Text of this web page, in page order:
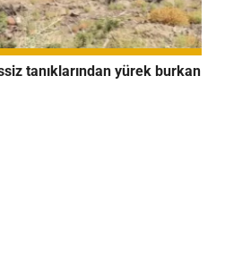
tanıklarından yürek burkan